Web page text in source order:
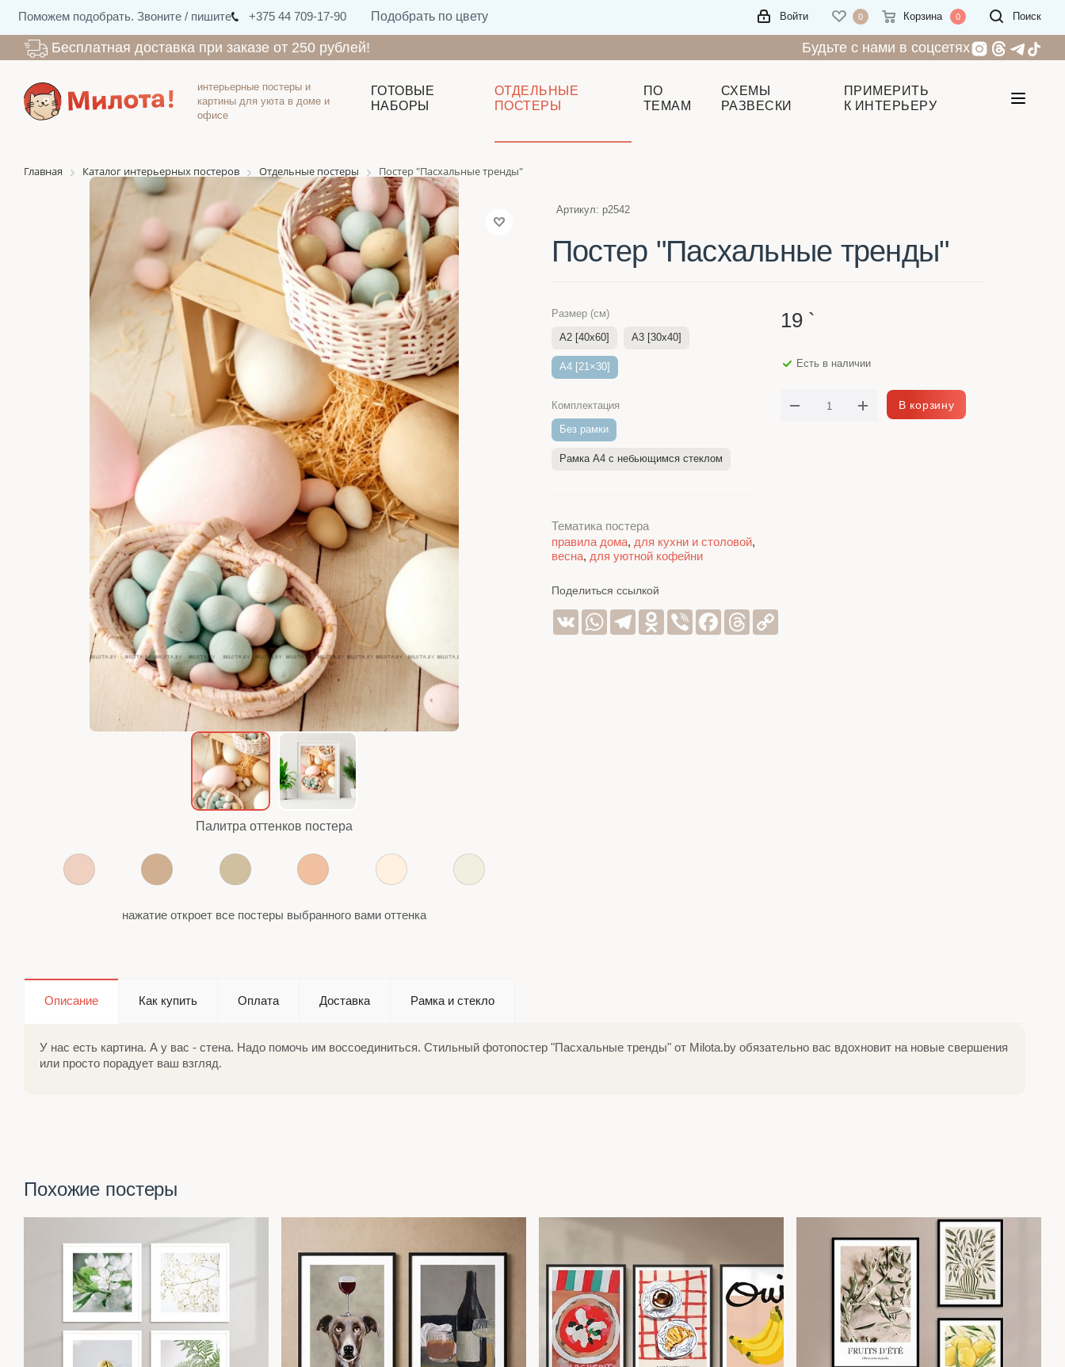
Поможем подобрать. Звоните / пишите +375 44 709-17-90 Подобрать по цвету Поиск
0 Корзина 0
Войти
Бесплатная доставка при заказе от 250 рублей! Будьте с нами в соцсетях
интерьерные постеры и
картины для уюта в доме и
офисе
ГОТОВЫЕ
НАБОРЫ
ОТДЕЛЬНЫЕ
ПОСТЕРЫ
ПО
ТЕМАМ
СХЕМЫ
РАЗВЕСКИ
ПРИМЕРИТЬ
К ИНТЕРЬЕРУ
Главная Каталог интерьерных постеров Отдельные постеры Постер "Пасхальные тренды"
Палитра оттенков постера
нажатие откроет все постеры выбранного вами оттенка
Артикул: p2542
Постер "Пасхальные тренды"
Размер (см)
A2 [40x60]
A3 [30x40]
A4 [21×30]
Комплектация
Без рамки
Рамка A4 c небьющимся стеклом
Тематика постера
правила дома, для кухни и столовой,
весна, для уютной кофейни
19 `
Есть в наличии
В корзину
Поделиться ссылкой
VK WhatsAppTelegramOdnoklassniki
Viber Facebook
Threads
Описание Как купить Оплата Доставка Рамка и стекло
У нас есть картина. А у вас - стена. Надо помочь им воссоединиться. Стильный фотопостер "Пасхальные тренды" от Milota.by обязательно вас вдохновит на новые свершения
или просто порадует ваш взгляд.
Похожие постеры